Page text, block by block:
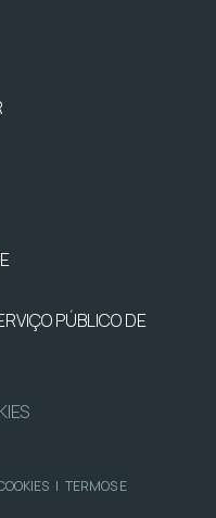
PÚBLICO DE
| TERMOS E